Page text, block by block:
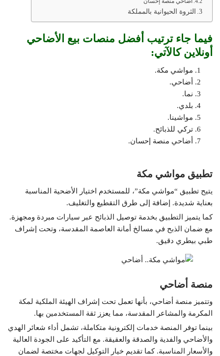
الثروة الحيوانية بالمملكة
فيما جاء ترتيب أفضل منصات بيع الأضاحي
أونلاين كالآتي:
مواشي مكة.
أضاحي.
نما.
بلدي.
مواشينا.
تركي للذبائح.
أضاحي منصة إحسان.
تطبيق مواشي مكة
يتيح تطبيق “مواشي مكة”، للمستخدم اختيار الأضحية المناسبة
بعناية شديدة. إضافة إلى طرق التقطيع والتغليف.
كما يتميز التطبيق بخدمة توصيل الذبائح عبر سيارات مبردة ومجهزة.
مع ضمان الذبح في مسالخ أمانة العاصمة المقدسة، وتحت إشراف
طبي بيطري دقيق.
منصة أضاحي
وتتميز منصة أضاحي، بأنها تعمل تحت إشراف الهيئة الملكية لمكة
المكرمة والمشاعر المقدسة، مما يعزز ثقة المستخدمين بها.
بينما توفر المنصة خدمات إلكترونية متكاملة، تشمل أداء شعائر الهدي
والأضاحي والفدية والصدقة والعقيقة. مع التأكيد على الجودة العالية
والأسعار المناسبة. كما تقديم خيار التوكيل لجهات مختصة لضمان